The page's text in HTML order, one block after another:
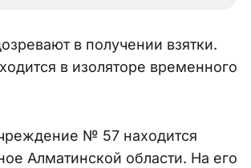
в получении взятки.
в изоляторе временного
№ 57 находится
Алматинской области. На его